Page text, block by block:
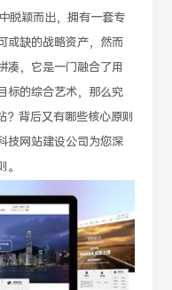
脱颖而出，拥有一套专
或缺的战略资产，然而
凑，它是一门融合了用
标的综合艺术，那么究
？背后又有哪些核心原则
技网站建设公司为您深